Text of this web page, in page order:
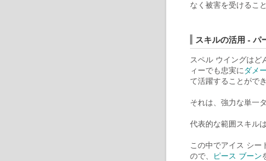
なく被害を受けるこ
スキルの活用 - パ
スペル ウイングはど
ィーでも忠実にダメ
て活躍することがで
それは、強力な単一
代表的な範囲スキル
この中でアイス シー
ので、
ピース ブーン